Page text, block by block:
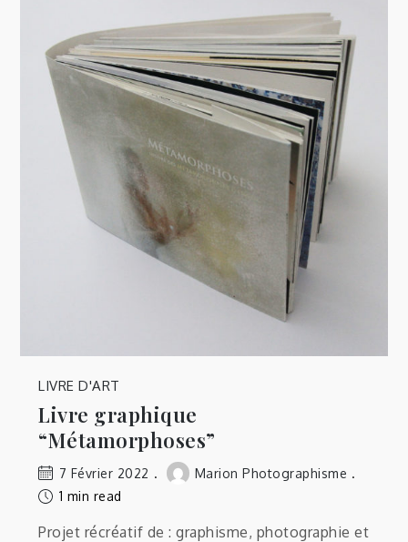
LIVRE D'ART
Livre graphique
“Métamorphoses”
7 Février 2022
Marion Photographisme
1 min read
Projet récréatif de : graphisme, photographie et